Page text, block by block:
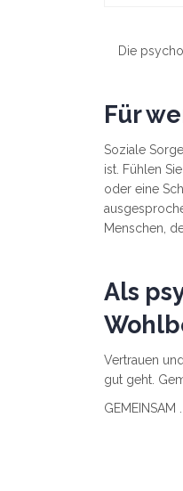
Die
Für
Soziale
ist. Fühlen
oder eine
Menschen,
Als
Vertrauen
gut geht.
GEMEINSAM